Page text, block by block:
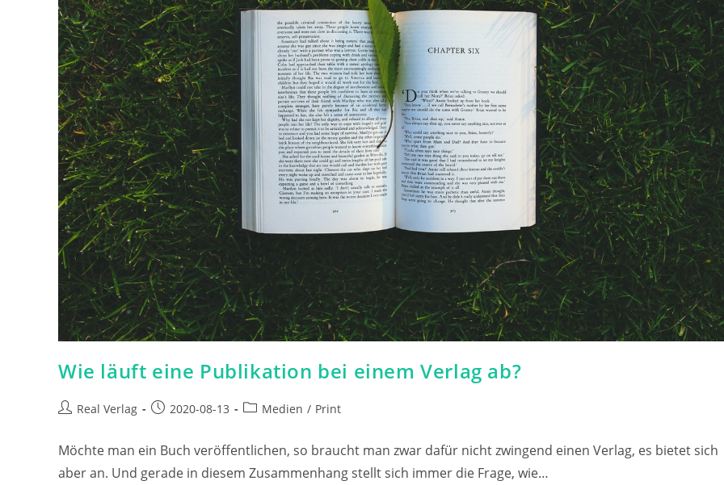
Wie läuft eine Publikation bei einem Verlag ab?
Beitrags-
Real Verlag
Beitrag2020-08-13
Beitrags-
Medien / Print
Möchte man ein Buch veröffentlichen, so braucht man zwar dafür nicht zwingend einen Verlag, es bietet sich
aber an. Und gerade in diesem Zusammenhang stellt sich immer die Frage, wie…